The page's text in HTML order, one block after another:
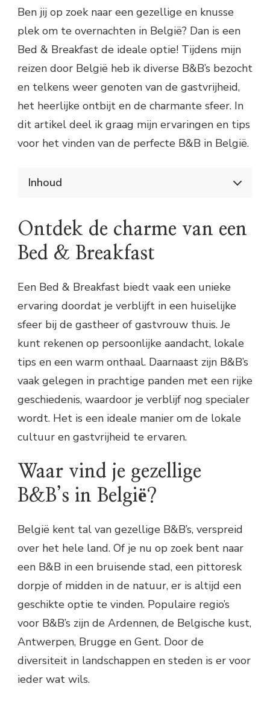
Ben jij op zoek naar een gezellige en knusse
plek om te overnachten in België? Dan is een
Bed & Breakfast de ideale optie! Tijdens mijn
reizen door België heb ik diverse B&B’s bezocht
en telkens weer genoten van de gastvrijheid,
het heerlijke ontbijt en de charmante sfeer. In
dit artikel deel ik graag mijn ervaringen en tips
voor het vinden van de perfecte B&B in België.
Inhoud
Ontdek de charme van een Bed &
Breakfast
Waar vind je gezellige B&B’s in België?
perfecte B&B
Mijn favoriete B&B’s in België
Kortom, een verblijf in een Bed &
Breakfast in België is een aanrader voor
iedereen die op zoek is naar een gezellige
en authentieke overnachting. Laat je
en de charme van de vele B&B’s die België
te bieden heeft.
Ontdek de charme van een
Bed & Breakfast
Een Bed & Breakfast biedt vaak een unieke
ervaring doordat je verblijft in een huiselijke
sfeer bij de gastheer of gastvrouw thuis. Je
kunt rekenen op persoonlijke aandacht, lokale
tips en een warm onthaal. Daarnaast zijn B&B’s
vaak gelegen in prachtige panden met een rijke
geschiedenis, waardoor je verblijf nog specialer
wordt. Het is een ideale manier om de lokale
cultuur en gastvrijheid te ervaren.
Waar vind je gezellige
B&B’s in België?
België kent tal van gezellige B&B’s, verspreid
over het hele land. Of je nu op zoek bent naar
een B&B in een bruisende stad, een pittoresk
dorpje of midden in de natuur, er is altijd een
geschikte optie te vinden. Populaire regio’s
voor B&B’s zijn de Ardennen, de Belgische kust,
Antwerpen, Brugge en Gent. Door de
diversiteit in landschappen en steden is er voor
ieder wat wils.